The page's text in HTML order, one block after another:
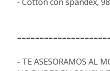
- TE ASESORAMOS AL